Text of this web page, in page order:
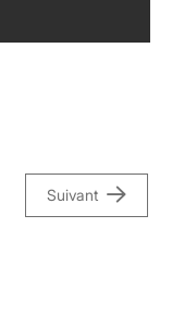
Suivant